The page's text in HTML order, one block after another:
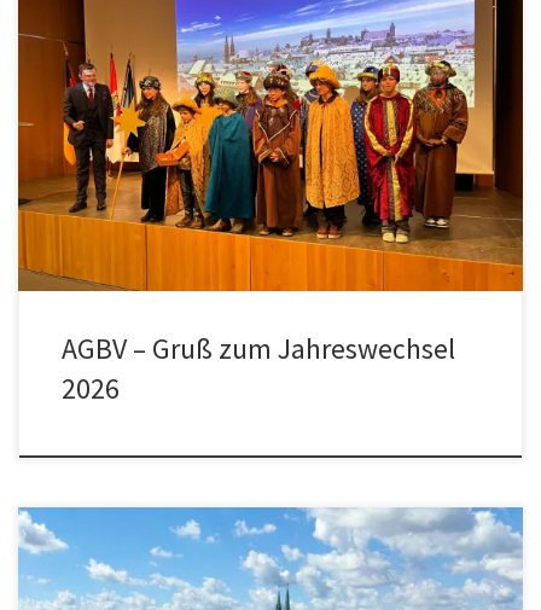
Ein Jahr liegt hinter uns, ein Neues vor uns. Aus dem alten Jahr
wissen wir, dass viel Engagement nötig ist, um etwas für unsere
Stadt zu erreichen. Das wird auch im neuen Jahr nicht anders sein.
Eine besondere Bedeutung kommt dabei der Kommunalwahl am
08. März 2026 zu. Sie ist […]
AGBV – Gruß zum Jahreswechsel
2026
Bürgerversammlungen (jeweils von 19:00 – 22:00 Uhr) Di.
29.09.2026 Gaulnhofen, Herpersdorf, Königshof, Kornburg,